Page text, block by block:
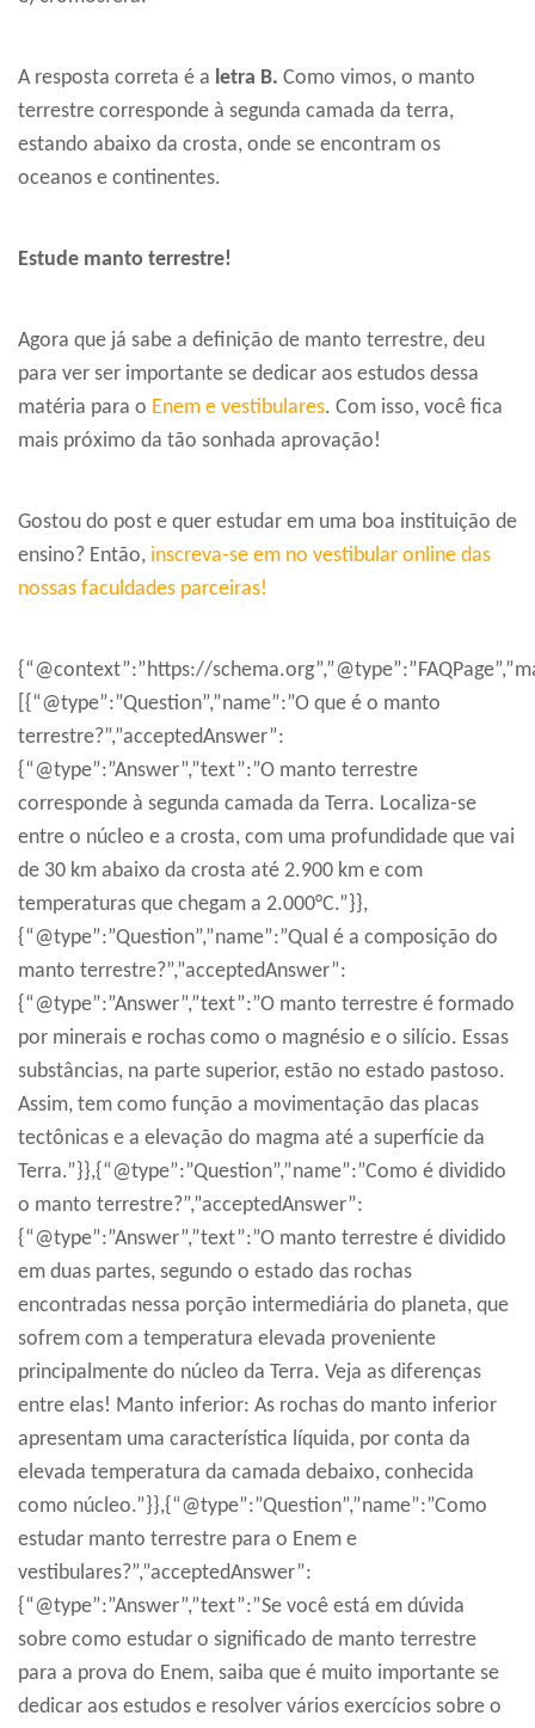
A resposta correta é a letra B. Como vimos, o manto
terrestre corresponde à segunda camada da terra,
estando abaixo da crosta, onde se encontram os
oceanos e continentes.
Estude manto terrestre!
Agora que já sabe a definição de manto terrestre, deu
para ver ser importante se dedicar aos estudos dessa
matéria para o Enem e vestibulares. Com isso, você fica
mais próximo da tão sonhada aprovação!
Gostou do post e quer estudar em uma boa instituição de
ensino? Então, inscreva-se em no vestibular online das
nossas faculdades parceiras!
{“@context”:”https://
[{“@type”:”Question”,”name”:”O que é o manto
terrestre?”,”acceptedAnswer”:
{“@type”:”Answer”,”text”:”O manto terrestre
corresponde à segunda camada da Terra. Localiza-se
entre o núcleo e a crosta, com uma profundidade que vai
de 30 km abaixo da crosta até 2.900 km e com
temperaturas que chegam a 2.000°C.”}},
{“@type”:”Question”,”name”:”Qual é a composição do
manto terrestre?”,”acceptedAnswer”:
{“@type”:”Answer”,”text”:”O manto terrestre é formado
por minerais e rochas como o magnésio e o silício. Essas
substâncias, na parte superior, estão no estado pastoso.
Assim, tem como função a movimentação das placas
tectônicas e a elevação do magma até a superfície da
Terra.”}},{“@type”:”Question”,”name”:”Como é dividido
o manto terrestre?”,”acceptedAnswer”:
{“@type”:”Answer”,”text”:”O manto terrestre é dividido
em duas partes, segundo o estado das rochas
encontradas nessa porção intermediária do planeta, que
sofrem com a temperatura elevada proveniente
principalmente do núcleo da Terra. Veja as diferenças
entre elas! Manto inferior: As rochas do manto inferior
apresentam uma característica líquida, por conta da
elevada temperatura da camada debaixo, conhecida
como núcleo.”}},{“@type”:”Question”,”name”:”Como
estudar manto terrestre para o Enem e
vestibulares?”,”acceptedAnswer”:
{“@type”:”Answer”,”text”:”Se você está em dúvida
sobre como estudar o significado de manto terrestre
para a prova do Enem, saiba que é muito importante se
dedicar aos estudos e resolver vários exercícios sobre o